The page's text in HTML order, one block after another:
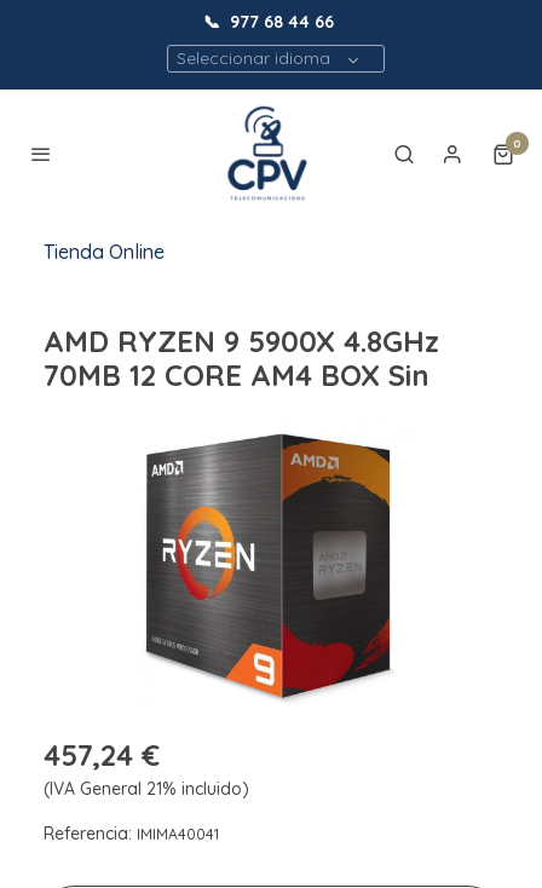
📞 977 68 44 66
Seleccionar idioma
0
Tienda Online
AMD RYZEN 9 5900X 4.8GHz
70MB 12 CORE AM4 BOX Sin
457,24 €
(IVA General 21% incluido)
Referencia: IMIMA40041